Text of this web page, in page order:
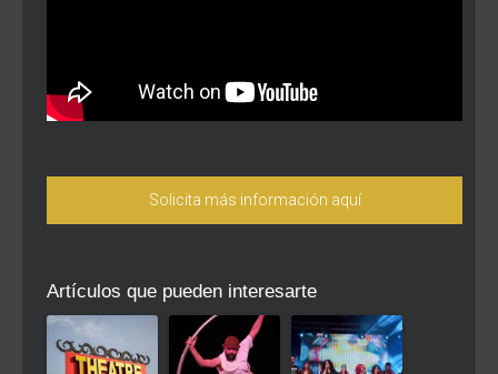
Solicita más información aquí
Artículos que pueden interesarte